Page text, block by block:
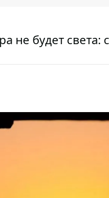
не будет света: